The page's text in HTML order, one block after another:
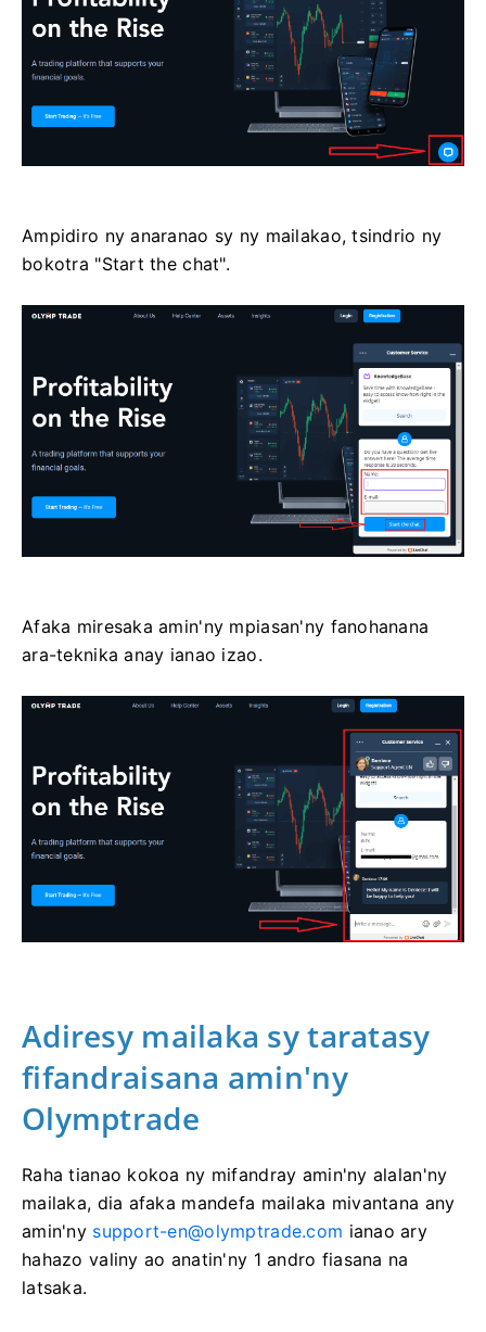
Ampidiro ny anaranao sy ny mailakao, tsindrio ny
bokotra "Start the chat".
Afaka miresaka amin'ny mpiasan'ny fanohanana
ara-teknika anay ianao izao.
Adiresy mailaka sy taratasy
fifandraisana amin'ny
Olymptrade
Raha tianao kokoa ny mifandray amin'ny alalan'ny
mailaka, dia afaka mandefa mailaka mivantana any
amin'ny support-en@olymptrade.com ianao ary
hahazo valiny ao anatin'ny 1 andro fiasana na
latsaka.